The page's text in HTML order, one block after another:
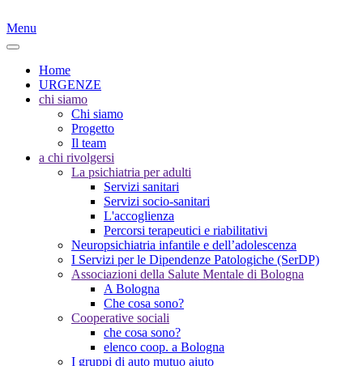
Menu
Home
URGENZE
chi siamo
Chi siamo
Progetto
Il team
a chi rivolgersi
La psichiatria per adulti
Servizi sanitari
Servizi socio-sanitari
L'accoglienza
Percorsi terapeutici e riabilitativi
Neuropsichiatria infantile e dell’adolescenza
I Servizi per le Dipendenze Patologiche (SerDP)
Associazioni della Salute Mentale di Bologna
A Bologna
Che cosa sono?
Cooperative sociali
che cosa sono?
elenco coop. a Bologna
I gruppi di auto mutuo aiuto